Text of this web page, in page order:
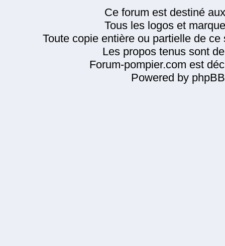
Ce forum est destiné
Tous les logos et
Toute copie entière ou partielle de
Les propos tenus sont
Forum-pompier.com est
Powered by